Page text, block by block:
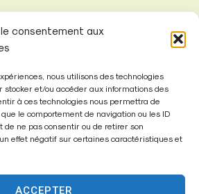
consentement aux
nous utilisons des technologies
stocker et/ou accéder aux informations des
à ces technologies nous permettra de
le comportement de navigation ou les ID
de ne pas consentir ou de retirer son
effet négatif sur certaines caractéristiques et
ACCEPTER